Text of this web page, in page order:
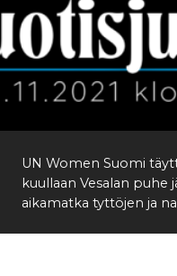
Lahjoita
UN Women Suomi
kuullaan Vesalan puhe
aikamatka tyttöjen ja